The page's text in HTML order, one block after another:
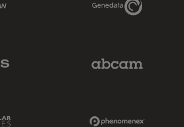
Devices Link